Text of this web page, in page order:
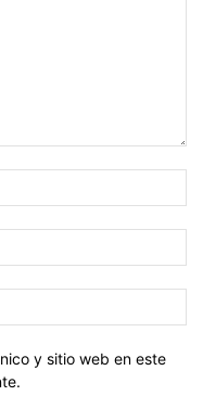
y sitio web en este